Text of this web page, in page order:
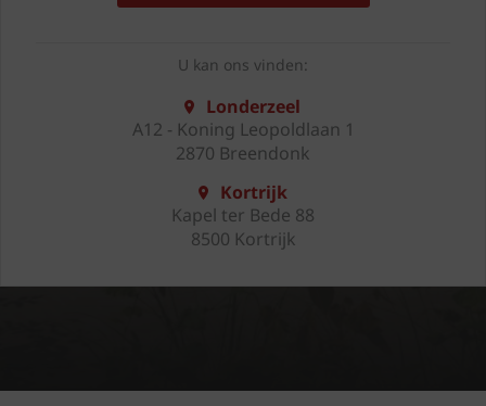
U kan ons vinden:
Londerzeel
A12 - Koning Leopoldlaan 1
2870 Breendonk
Kortrijk
Kapel ter Bede 88
8500 Kortrijk